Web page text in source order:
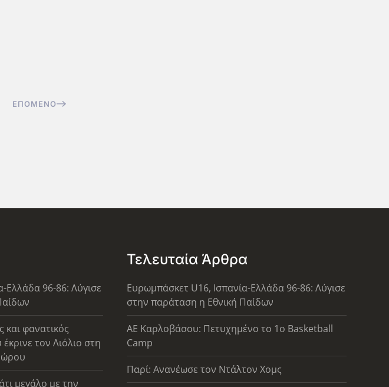
ΕΠΌΜΕΝΟ
Ελλάδα 96-86: Λύγισε
και φανατικός
τον Λιόλιο στη
μεγάλο με την
Τελευταία Άρθρα
Ευρωμπάσκετ U16, Ισπανία-Ελλάδα 96-86: Λύγισε
στην παράταση η Εθνική Παίδων
ΑΕ Καρλοβάσου: Πετυχημένο το 1ο Basketball
Camp
Παρί: Ανανέωσε τον Ντάλτον Χομς